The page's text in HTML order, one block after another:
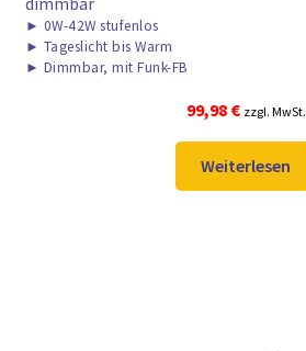
► 0W-42W stufenlos
► Tageslicht bis Warm
► Dimmbar, mit Funk-FB
99,98 € zzgl. MwSt.
Weiterlesen